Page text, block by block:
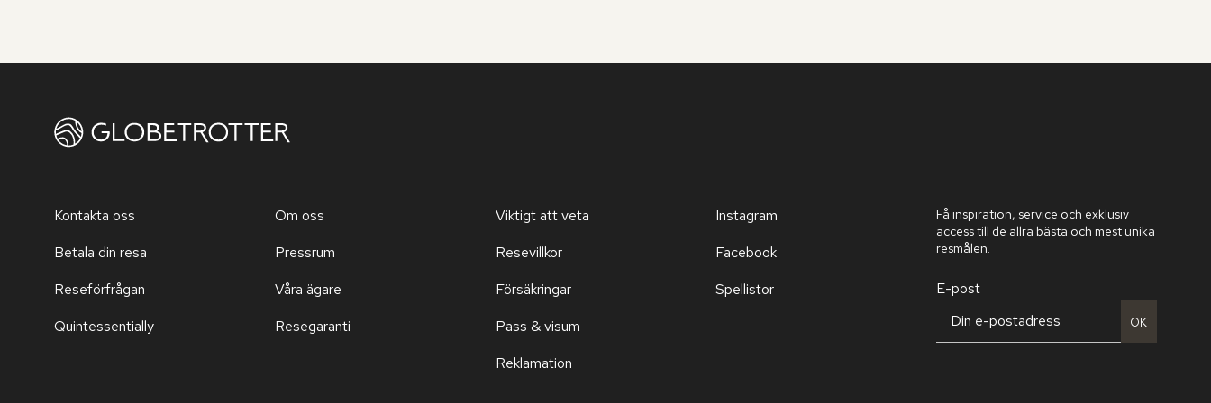
Kontakta oss
Betala din resa
Reseförfrågan
Quintessentially
Om oss
Pressrum
Våra ägare
Resegaranti
Viktigt att veta
Resevillkor
Försäkringar
Pass & visum
Reklamation
Instagram
Facebook
Spellistor
Få inspiration, service och exklusiv
access till de allra bästa och mest unika
resmålen.
E-post
OK